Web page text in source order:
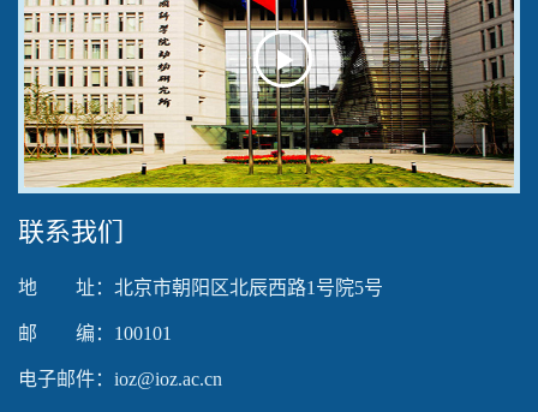
Play
Video
联系我们
地 址：北京市朝阳区北辰西路1号院5号
邮 编：100101
电子邮件：ioz@ioz.ac.cn